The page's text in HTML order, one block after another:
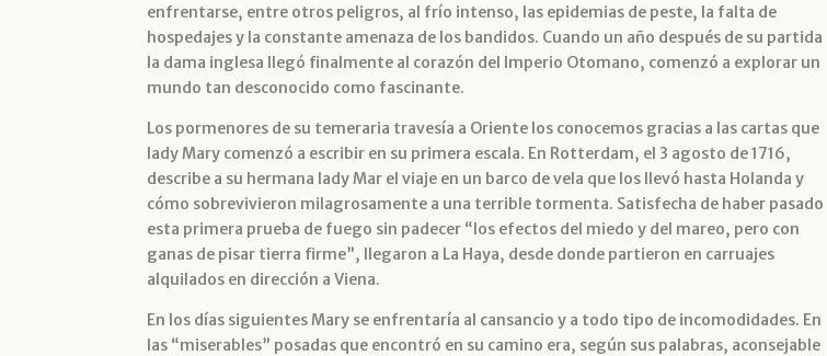
enfrentarse, entre otros peligros, al frío intenso, las epidemias de peste, la falta de
hospedajes y la constante amenaza de los bandidos. Cuando un año después de su partida
la dama inglesa llegó finalmente al corazón del lmperio Otomano, comenzó a explorar un
mundo tan desconocido como fascinante.
Los pormenores de su temeraria travesía a Oriente los conocemos gracias a las cartas que
lady Mary comenzó a escribir en su primera escala. En Rotterdam, el 3 agosto de 1716,
describe a su hermana lady Mar el viaje en un barco de vela que los llevó hasta Holanda y
cómo sobrevivieron milagrosamente a una terrible tormenta. Satisfecha de haber pasado
esta primera prueba de fuego sin padecer “los efectos del miedo y del mareo, pero con
ganas de pisar tierra firme”, llegaron a La Haya, desde donde partieron en carruajes
alquilados en dirección a Viena.
En los días siguientes Mary se enfrentaría al cansancio y a todo tipo de incomodidades. En
las “miserables” posadas que encontró en su camino era, según sus palabras, aconsejable